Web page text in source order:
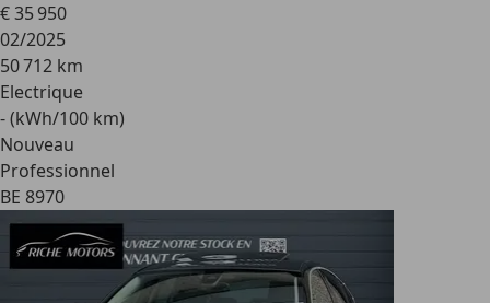
€ 35 950
02/2025
50 712 km
Electrique
- (kWh/100 km)
Nouveau
Professionnel
BE 8970